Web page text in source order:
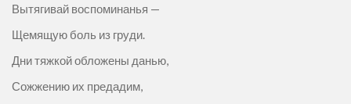
Вытягивай воспоминанья —
Щемящую боль из груди.
Дни тяжкой обложены данью,
Сожжению их предадим,